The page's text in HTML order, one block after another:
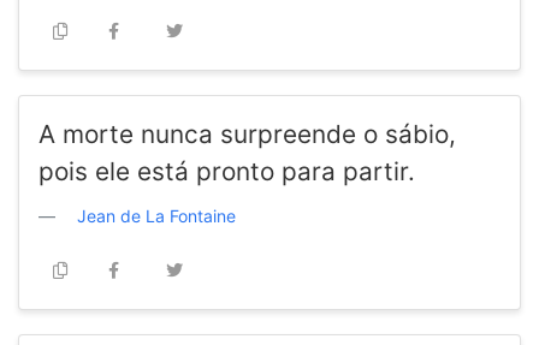
A morte nunca surpreende o sábio,
pois ele está pronto para partir.
Jean de La Fontaine